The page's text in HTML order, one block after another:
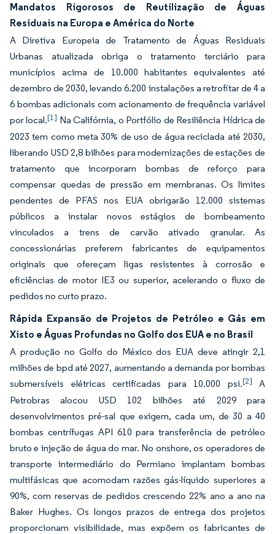
Mandatos Rigorosos de Reutilização de Águas
Residuais na Europa e América do Norte
A Diretiva Europeia de Tratamento de Águas Residuais
Urbanas atualizada obriga o tratamento terciário para
municípios acima de 10.000 habitantes equivalentes até
dezembro de 2030, levando 6.200 instalações a retrofitar de 4 a
6 bombas adicionais com acionamento de frequência variável
por local.[1] Na Califórnia, o Portfólio de Resiliência Hídrica de
2023 tem como meta 30% de uso de água reciclada até 2030,
liberando USD 2,8 bilhões para modernizações de estações de
tratamento que incorporam bombas de reforço para
compensar quedas de pressão em membranas. Os limites
pendentes de PFAS nos EUA obrigarão 12.000 sistemas
públicos a instalar novos estágios de bombeamento
vinculados a trens de carvão ativado granular. As
concessionárias preferem fabricantes de equipamentos
originais que ofereçam ligas resistentes à corrosão e
eficiências de motor IE3 ou superior, acelerando o fluxo de
pedidos no curto prazo.
Rápida Expansão de Projetos de Petróleo e Gás em
Xisto e Águas Profundas no Golfo dos EUA e no Brasil
A produção no Golfo do México dos EUA deve atingir 2,1
milhões de bpd até 2027, aumentando a demanda por bombas
submersíveis elétricas certificadas para 10.000 psi.[2] A
Petrobras alocou USD 102 bilhões até 2029 para
desenvolvimentos pré-sal que exigem, cada um, de 30 a 40
bombas centrífugas API 610 para transferência de petróleo
bruto e injeção de água do mar. No onshore, os operadores de
transporte intermediário do Permiano implantam bombas
multifásicas que acomodam razões gás-líquido superiores a
90%, com reservas de pedidos crescendo 22% ano a ano na
Baker Hughes. Os longos prazos de entrega dos projetos
proporcionam visibilidade, mas expõem os fabricantes de